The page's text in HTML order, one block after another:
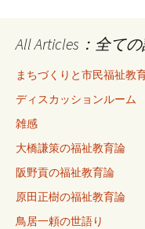
All Articles：全
まちづくりと市民福祉教
ディスカッションルーム
雑感
大橋謙策の福祉教育論
阪野貢の福祉教育論
原田正樹の福祉教育論
鳥居一頼の世語り